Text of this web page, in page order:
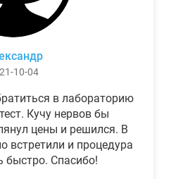
10-04
в лабораторию
Кучу нервов бы
цены и решился. В
встретили и процедура
быстро. Спасибо!